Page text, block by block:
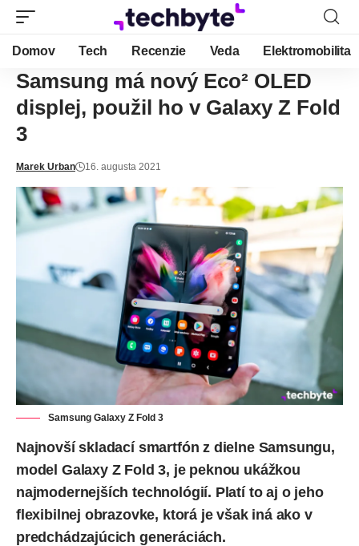
Domov Tech Recenzie Veda Elektromobilita
Samsung má nový Eco² OLED
displej, použil ho v Galaxy Z Fold
3
Marek Urban 16. augusta 2021
Samsung Galaxy Z Fold 3
Najnovší skladací smartfón z dielne Samsungu,
model Galaxy Z Fold 3, je peknou ukážkou
najmodernejších technológií. Platí to aj o jeho
flexibilnej obrazovke, ktorá je však iná ako v
predchádzajúcich generáciách.